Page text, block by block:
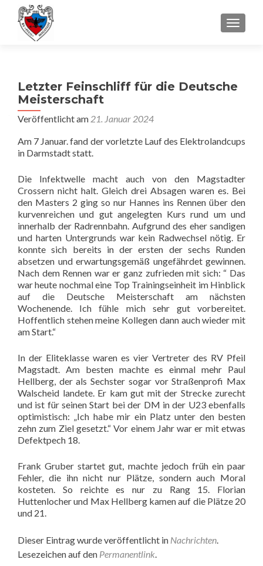
Letzter Feinschliff für die Deutsche
Meisterschaft
Veröffentlicht am 21. Januar 2024
Am 7 Januar. fand der vorletzte Lauf des Elektrolandcups
in Darmstadt statt.
Die Infektwelle macht auch von den Magstadter
Crossern nicht halt. Gleich drei Absagen waren es. Bei
den Masters 2 ging so nur Hannes ins Rennen über den
kurvenreichen und gut angelegten Kurs rund um und
innerhalb der Radrennbahn. Aufgrund des eher sandigen
und harten Untergrunds war kein Radwechsel nötig. Er
konnte sich bereits in der ersten der sechs Runden
absetzen und erwartungsgemäß ungefährdet gewinnen.
Nach dem Rennen war er ganz zufrieden mit sich: “ Das
war heute nochmal eine Top Trainingseinheit im Hinblick
auf die Deutsche Meisterschaft am nächsten
Wochenende. Ich fühle mich sehr gut vorbereitet.
Hoffentlich stehen meine Kollegen dann auch wieder mit
am Start.“
In der Eliteklasse waren es vier Vertreter des RV Pfeil
Magstadt. Am besten machte es einmal mehr Paul
Hellberg, der als Sechster sogar vor Straßenprofi Max
Walscheid landete. Er kam gut mit der Strecke zurecht
und ist für seinen Start bei der DM in der U23 ebenfalls
optimistisch: „Ich habe mir ein Platz unter den besten
zehn zum Ziel gesetzt.“ Vor einem Jahr war er mit etwas
Defektpech 18.
Frank Gruber startet gut, machte jedoch früh ein paar
Fehler, die ihn nicht nur Plätze, sondern auch Moral
kosteten. So reichte es nur zu Rang 15. Florian
Huttenlocher und Max Hellberg kamen auf die Plätze 20
und 21.
Dieser Eintrag wurde veröffentlicht in Nachrichten.
Lesezeichen auf den Permanentlink.